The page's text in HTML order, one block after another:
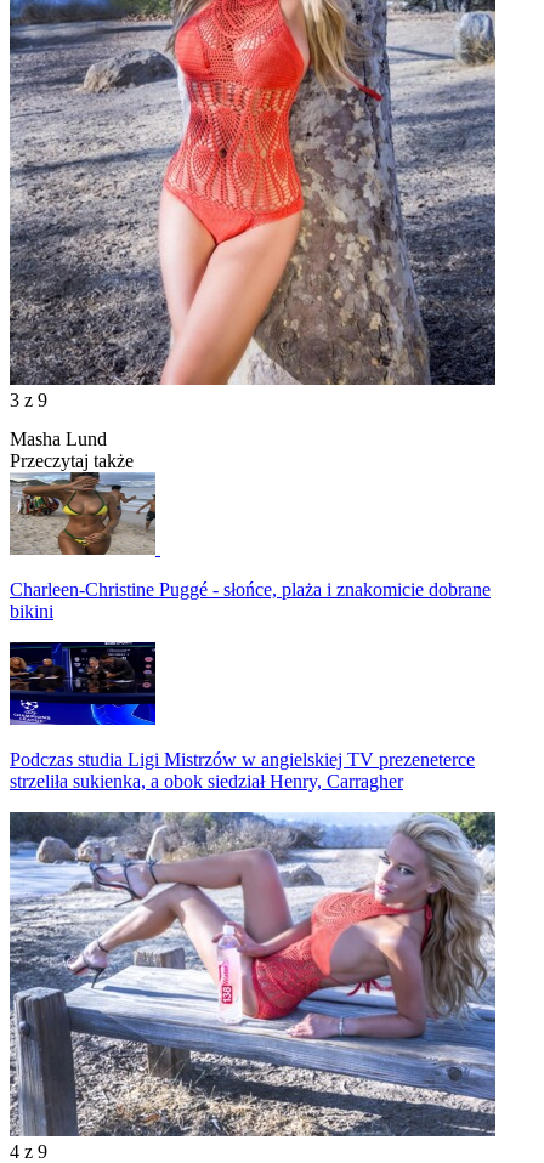
3 z 9
Masha Lund
Przeczytaj także
Charleen-Christine Puggé - słońce, plaża i znakomicie dobrane
bikini
Podczas studia Ligi Mistrzów w angielskiej TV prezeneterce
strzeliła sukienka, a obok siedział Henry, Carragher
4 z 9